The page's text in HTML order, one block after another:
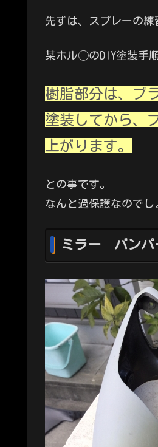
先ずは、スプレーの練
某ホル◯のDIY塗装手
樹脂部分は、プ
塗装してから、
上がります。
との事です。
なんと過保護なのでし
ミラー バンパ